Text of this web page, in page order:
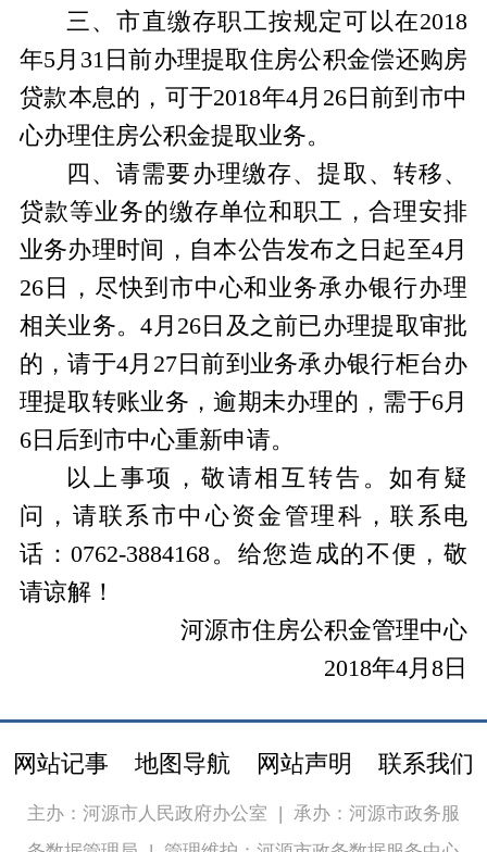
三、市直缴存职工按规定可以在2018
年5月31日前办理提取住房公积金偿还购房
贷款本息的，可于2018年4月26日前到市中
心办理住房公积金提取业务。
四、请需要办理缴存、提取、转移、
贷款等业务的缴存单位和职工，合理安排
业务办理时间，自本公告发布之日起至4月
26日，尽快到市中心和业务承办银行办理
相关业务。4月26日及之前已办理提取审批
的，请于4月27日前到业务承办银行柜台办
理提取转账业务，逾期未办理的，需于6月
6日后到市中心重新申请。
以上事项，敬请相互转告。如有疑
问，请联系市中心资金管理科，联系电
话：0762-3884168。给您造成的不便，敬
请谅解！
河源市住房公积金管理中心
2018年4月8日
网站记事 地图导航 网站声明 联系我们
主办：河源市人民政府办公室 | 承办：河源市政务服